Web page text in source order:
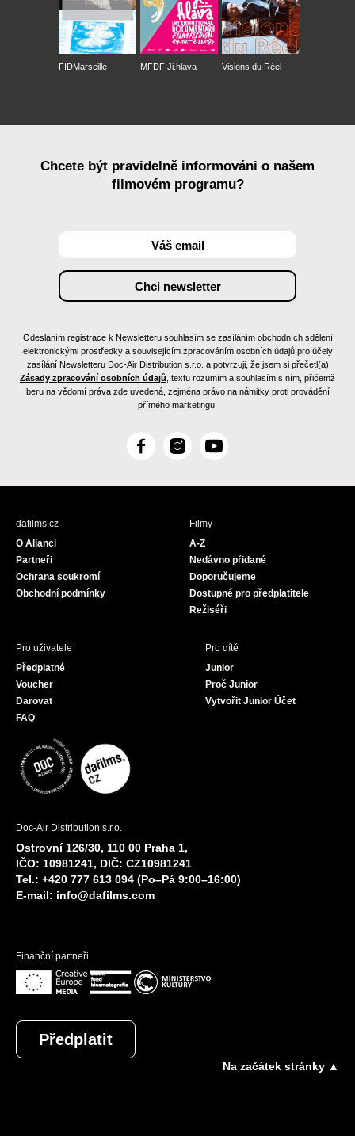
FIDMarseille MFDF Ji.hlava Visions du Réel
Chcete být pravidelně informováni o našem
filmovém programu?
Odesláním registrace k Newsletteru souhlasím se zasíláním obchodních sdělení
elektronickými prostředky a souvisejícím zpracováním osobních údajů pro účely
zasílání Newsletteru Doc-Air Distribution s.r.o. a potvrzuji, že jsem si přečetl(a)
Zásady zpracování osobních údajů , textu rozumím a souhlasím s ním, přičemž
beru na vědomí práva zde uvedená, zejména právo na námitky proti provádění
přímého marketingu.
F
c
I
s
Y
u
dafilms.cz
O Alianci
Partneři
Ochrana soukromí
Obchodní podmínky
Filmy
A-Z
Nedávno přidané
Doporučujeme
Dostupné pro předplatitele
Režiséři
Pro uživatele
Předplatné
Voucher
Darovat
FAQ
Pro dítě
Junior
Proč Junior
Vytvořit Junior Účet
Doc-Air Distribution s.r.o.
Ostrovní 126/30, 110 00 Praha 1,
IČO: 10981241, DIČ: CZ10981241
Tel.: +420 777 613 094 (Po–Pá 9:00–16:00)
E-mail: info@dafilms.com
Finanční partneři
Předplatit
Na začátek stránky ▲